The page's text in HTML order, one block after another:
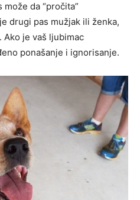
da “pročita”
drugi pas mužjak ili ženka,
Ako je vaš ljubimac
ponašanje i ignorisanje.